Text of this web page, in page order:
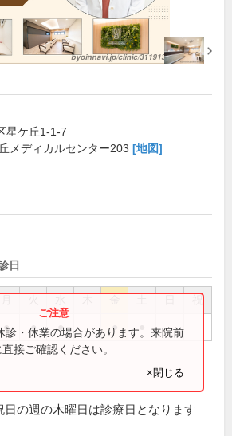
星ケ丘1-1-7
メディカルセンター203 [地図]
日
祝
● ● ● ●
診・休業の場合があります。来院前
接ご確認ください。
×閉じる
の週の木曜日は診療日となります